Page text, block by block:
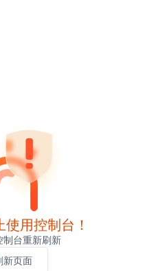
用控制台！
制台重新刷新
新页面